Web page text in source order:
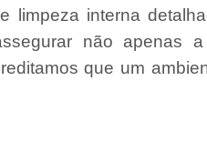
limpeza interna
não apenas
que um